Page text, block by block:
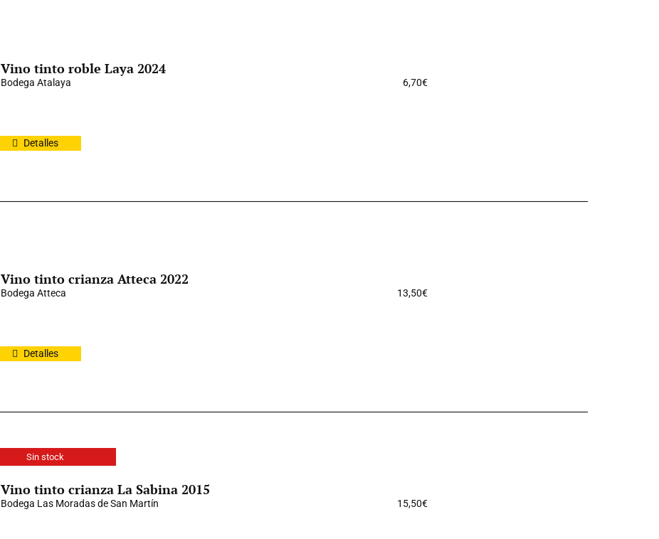
Vino tinto roble Laya 2024
Bodega Atalaya 6,70€
Detalles
Vino tinto crianza Atteca 2022
Bodega Atteca 13,50€
Detalles
Sin stock
Vino tinto crianza La Sabina 2015
Bodega Las Moradas de San Martín 15,50€